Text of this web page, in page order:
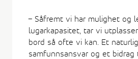
– Såfremt vi har mulighet og
lugarkapasitet, tar vi
bord så ofte vi kan. Et naturlig
samfunnsansvar og et